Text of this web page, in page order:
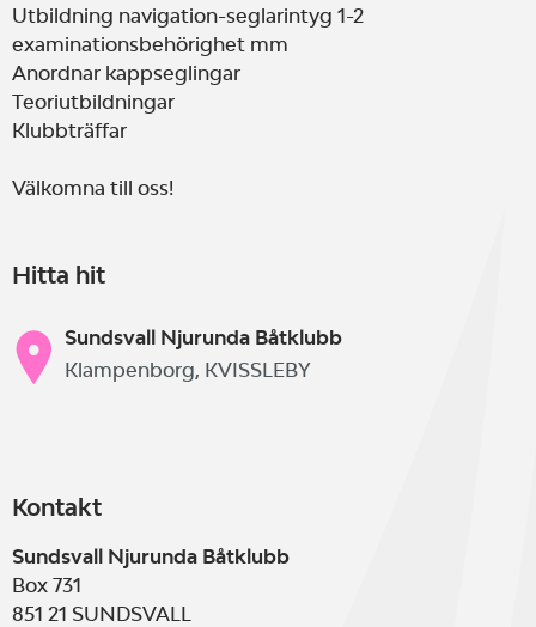
Utbildning navigation-seglarintyg 1-2
examinationsbehörighet mm
Anordnar kappseglingar
Teoriutbildningar
Klubbträffar
Välkomna till oss!
Hitta hit
Sundsvall Njurunda Båtklubb
Klampenborg, KVISSLEBY
Kontakt
Sundsvall Njurunda Båtklubb
Box 731
851 21 SUNDSVALL